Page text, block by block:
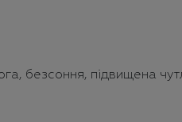
безсоння, підвищена